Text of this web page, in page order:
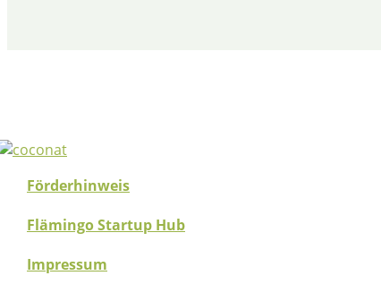
Förderhinweis
Flämingo Startup Hub
Impressum